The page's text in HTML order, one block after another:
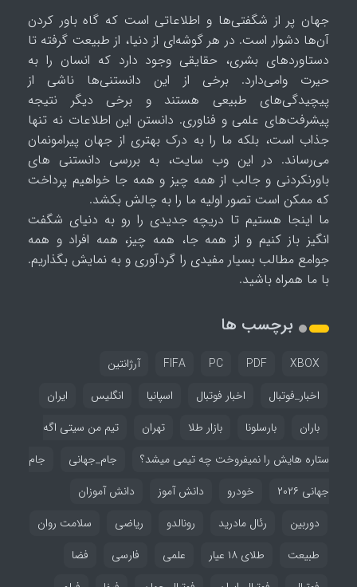
جهان پر از شگفتی‌ها و اطلاعاتی است که گاه باور کردن
آن‌ها دشوار است. در هر گوشه‌ای از دنیا، از طبیعت گرفته تا
دستاوردهای بشری، حقایقی وجود دارد که انسان را به
حیرت وامی‌دارد. برخی از این دانستنی‌ها ناشی از
پیچیدگی‌های طبیعی هستند و برخی دیگر نتیجه
پیشرفت‌های علمی و فناوری. دانستن این اطلاعات نه تنها
جذاب است، بلکه ما را به درک بهتری از جهان پیرامونمان
می‌رساند. در این وب سایت، به بررسی دانستنی های
باورنکردنی و جالب از همه چیز و همه جا خواهیم پرداخت
که ممکن است تصور اولیه ما را به چالش بکشد.
ما اینجا هستیم تا دریچه جدیدی را رو به دنیای شگفت
انگیز باز کنیم و از همه جا، همه چیز، همه افراد و همه
جوامع مطالب بسیار مفیدی را گردآوری و به نمایش بگذاریم.
با ما همراه باشید.
برچسب ها
FIFA PC PDF XBOX
آرژانتین
اخبار_فوتبال
اخبار فوتبال اسپانیا انگلیس
ایران
باران
بارسلونا بازار طلا تهران
تیم من سیتی اگه
ستاره هایش را نمیفروخت چه تیمی میشد؟
جام_جهانی
جام
جهانی ۲۰۲۶
خودرو دانش آموز
دانش آموزان
دوربین
رئال مادرید رونالدو ریاضی
سلامت روان
طبیعت
طلای ۱۸ عیار علمی فارسی
فضا